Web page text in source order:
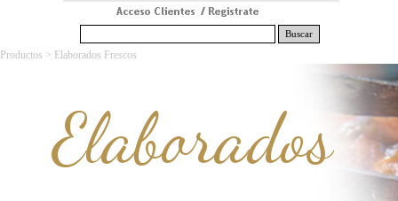
Buscar
Productos > Elaborados Frescos
Elaborados